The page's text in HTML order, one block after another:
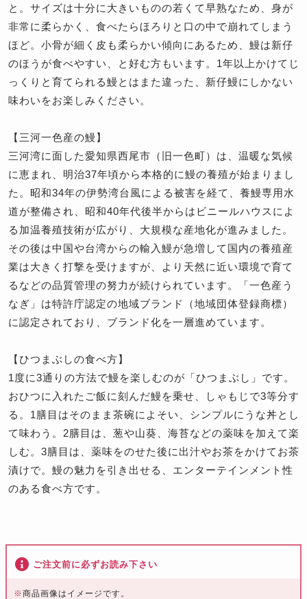
と。サイズは十分に大きいものの若くて早熟なため、身が
非常に柔らかく、食べたらほろりと口の中で崩れてしまう
ほど。小骨が細く皮も柔らかい傾向にあるため、鰻は新仔
のほうが食べやすい、と好む方もいます。1年以上かけてじ
っくりと育てられる鰻とはまた違った、新仔鰻にしかない
味わいをお楽しみください。
【三河一色産の鰻】
三河湾に面した愛知県西尾市（旧一色町）は、温暖な気候
に恵まれ、明治37年頃から本格的に鰻の養殖が始まりまし
た。昭和34年の伊勢湾台風による被害を経て、養鰻専用水
道が整備され、昭和40年代後半からはビニールハウスによ
る加温養殖技術が広がり、大規模な産地化が進みました。
その後は中国や台湾からの輸入鰻が急増して国内の養殖産
業は大きく打撃を受けますが、より天然に近い環境で育て
るなどの品質管理の努力が続けられています。「一色産う
なぎ」は特許庁認定の地域ブランド（地域団体登録商標）
に認定されており、ブランド化を一層進めています。
【ひつまぶしの食べ方】
1度に3通りの方法で鰻を楽しむのが「ひつまぶし」です。
おひつに入れたご飯に刻んだ鰻を乗せ、しゃもじで3等分す
る。1膳目はそのまま茶碗によそい、シンプルにうな丼とし
て味わう。2膳目は、葱や山葵、海苔などの薬味を加えて楽
しむ。3膳目は、薬味をのせた後に出汁やお茶をかけてお茶
漬けで。鰻の魅力を引き出せる、エンターテインメント性
のある食べ方です。
ご注文前に必ずお読み下さい
※商品画像はイメージです。